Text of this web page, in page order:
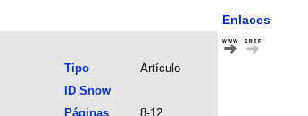
Enlaces
Tipo
Artículo
ID Snow
Páginas
8-12